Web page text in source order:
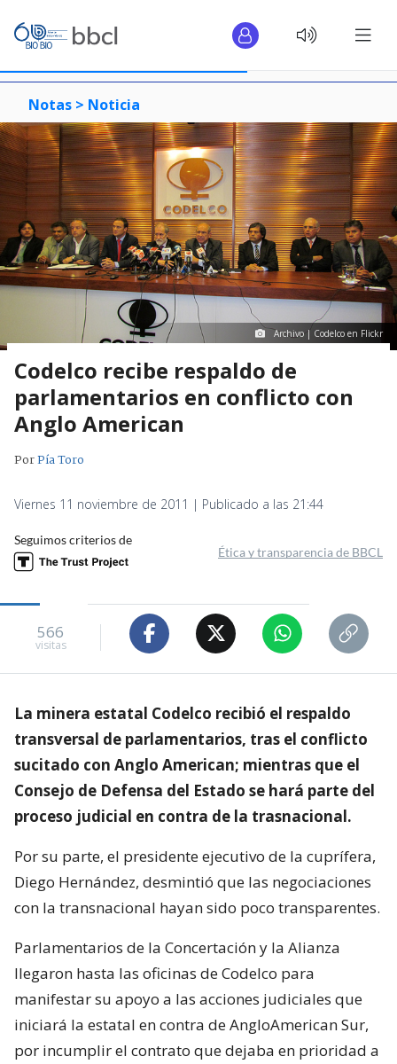
Notas > Noticia
Archivo | Codelco en Flickr
Codelco recibe respaldo de
parlamentarios en conflicto con
Anglo American
PorPía Toro
Viernes 11 noviembre de 2011 | Publicado a las 21:44
Seguimos criterios de
Ética y transparencia de BBCL
566
visitas
La minera estatal Codelco recibió el respaldo
transversal de parlamentarios, tras el conflicto
sucitado con Anglo American; mientras que el
Consejo de Defensa del Estado se hará parte del
proceso judicial en contra de la trasnacional.
Por su parte, el presidente ejecutivo de la cuprífera,
Diego Hernández, desmintió que las negociaciones
con la transnacional hayan sido poco transparentes.
Parlamentarios de la Concertación y la Alianza
llegaron hasta las oficinas de Codelco para
manifestar su apoyo a las acciones judiciales que
iniciará la estatal en contra de AngloAmerican Sur,
por incumplir el contrato que dejaba en prioridad a